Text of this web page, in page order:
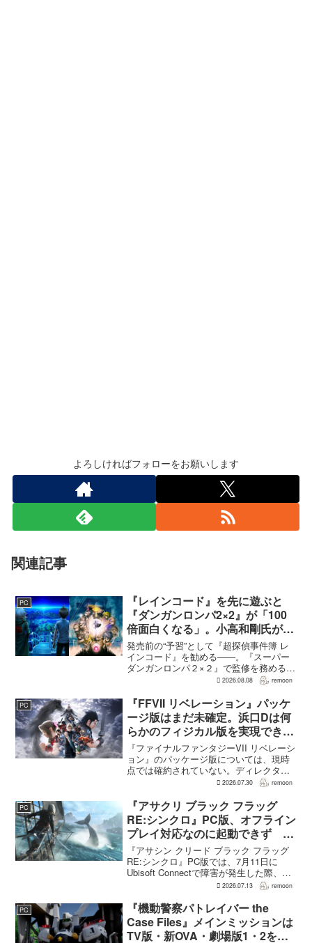
よろしければフォローをお願いします
関連記事
PC
『レインコード』を先に遊ぶと
『ダンガンロンパ2×2』が「100
倍面白くなる」。小高和剛氏がプ
レイをおすすめ
発売前の“予習”として『超探偵事件簿 レ
インコード』を勧める――。『スーパー
ダンガンロンパ２×２』で監修を務める小
高和剛氏が、そんなメッセージをファン
ューでの発言で、小高氏は「先に『レイ
ンコー...
2026.08.08 remoon
PC
『FFVII リベレーション』パッケ
ージ版はまだ未確定。浜口Dは何
らかのフィジカル版を実現できる
よう調整中
『ファイナルファンタジーVII リベレーシ
ョン』のパッケージ版については、現時
点では確約されていない。ディレクター
の浜口直樹氏によると、具体的な商品ラ
フィジカル版を実現できるよう調整を進
めているという。G...
2026.07.30 remoon
PC
『アサクリ ブラック フラッグ
RE:シンクロ』PC版、オフライン
プレイ対応なのに起動できず
Ubisoft Connect障害時に報告相
次ぐ
『アサシン クリード ブラック フラッグ
RE:シンクロ』PC版では、7月11日に
Ubisoft Connectで障害が発生した際、ゲ
ームを起動できないとの報告が相次い
きなかったという投稿もあり、影響は
全...
2026.07.13 remoon
PC
『機動警察パトレイバー the
Case Files』メインミッションは
TV版・新OVA・劇場版1・2をカ